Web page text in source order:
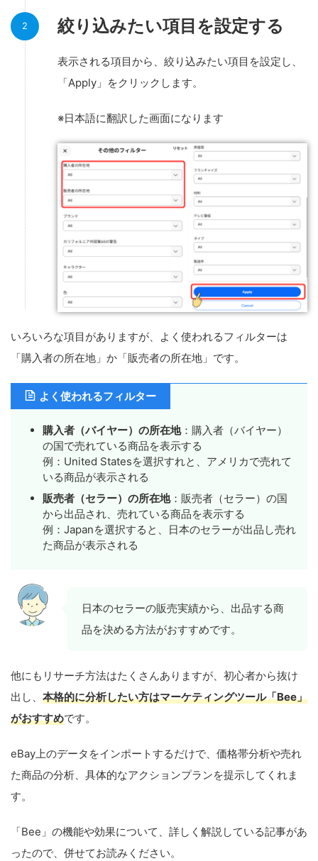
絞り込みたい項目を設定する
表示される項目から、絞り込みたい項目を設定し、
「Apply」をクリックします。
※日本語に翻訳した画面になります
いろいろな項目がありますが、よく使われるフィルターは
「購入者の所在地」か「販売者の所在地」です。
よく使われるフィルター
購入者（バイヤー）の所在地：購入者（バイヤー）
の国で売れている商品を表示する
例：United Statesを選択すれと、アメリカで売れて
いる商品が表示される
販売者（セラー）の所在地：販売者（セラー）の国
から出品され、売れている商品を表示する
例：Japanを選択すると、日本のセラーが出品し売れ
た商品が表示される
日本のセラーの販売実績から、出品する商
品を決める方法がおすすめです。
他にもリサーチ方法はたくさんありますが、初心者から抜け
出し、 本格的に分析したい方はマーケティングツール「Bee」
がおすすめです。
eBay上のデータをインポートするだけで、価格帯分析や売れ
た商品の分析、具体的なアクションプランを提示してくれま
す。
「Bee」の機能や効果について、詳しく解説している記事があ
ったので、併せてお読みください。